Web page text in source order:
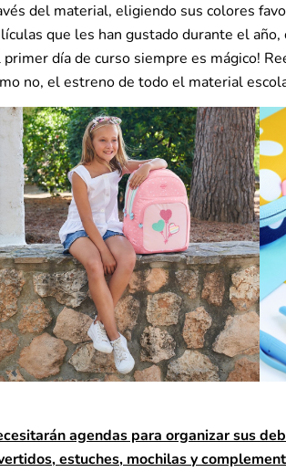
del material, eligiendo sus colores
que les han gustado durante el
primer día de curso siempre es mágico!
no, el estreno de todo el material
agendas para organizar sus
estuches, mochilas y